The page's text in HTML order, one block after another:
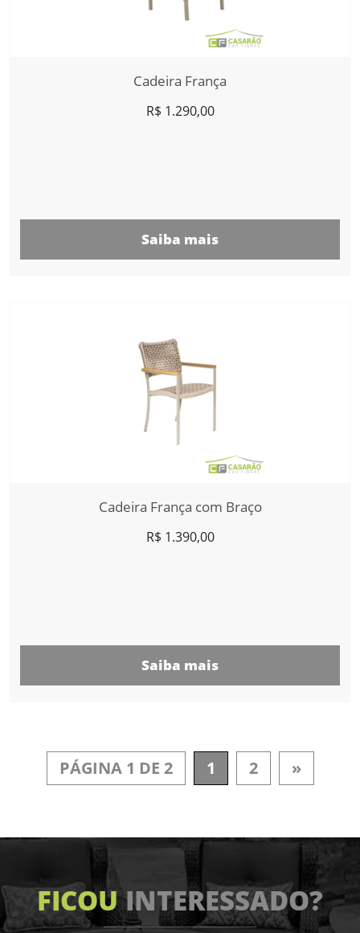
Cadeira França
R$ 1.290,00
Saiba mais
Cadeira França com Braço
R$ 1.390,00
Saiba mais
PÁGINA 1 DE 2 1 2 »
FICOUINTERESSADO?